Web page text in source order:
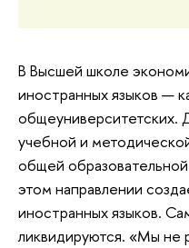
В Высшей школе
иностранных языков —
общеуниверситетских.
учебной и
общей
этом направлении
иностранных языков.
ликвидируются. «Мы не